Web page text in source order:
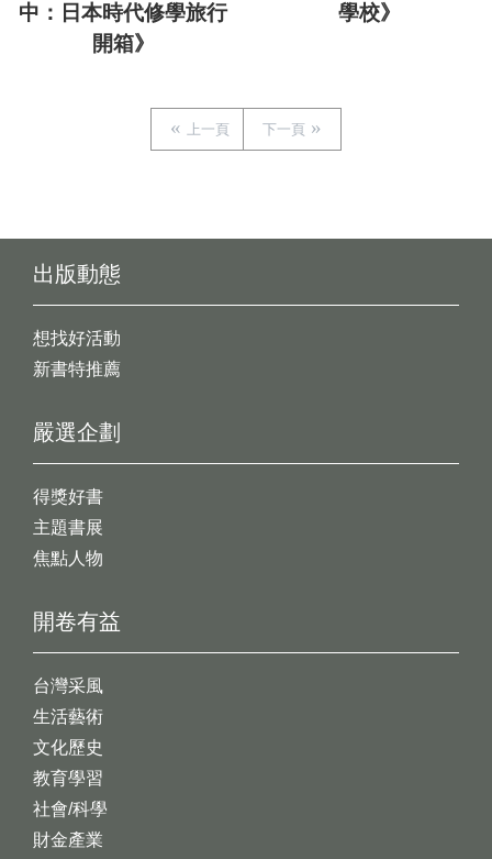
中：日本時代修學旅行
開箱》
學校》
上一頁 下一頁
出版動態
想找好活動
新書特推薦
開卷有益
台灣采風
生活藝術
文化歷史
教育學習
社會/科學
財金產業
嚴選企劃
得獎好書
主題書展
焦點人物